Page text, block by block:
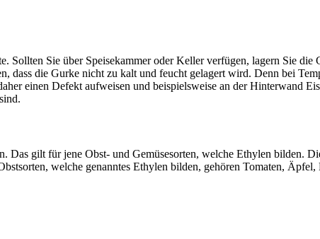
Sie über Speisekammer oder Keller verfügen, lagern Sie die
dass die Gurke nicht zu kalt und feucht gelagert wird. Denn bei
einen Defekt aufweisen und beispielsweise an der Hinterwand
gilt für jene Obst- und Gemüsesorten, welche Ethylen bilden.
welche genanntes Ethylen bilden, gehören Tomaten,